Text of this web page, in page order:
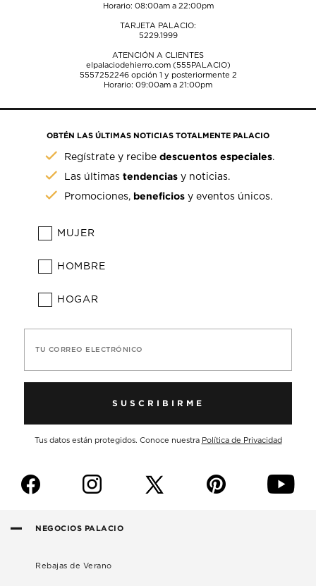
Horario: 08:00am a 22:00pm
TARJETA PALACIO:
5229.1999
ATENCIÓN A CLIENTES
elpalaciodehierro.com (555PALACIO)
5557252246opción 1 y posteriormente 2
Horario: 09:00am a 21:00pm
OBTÉN LAS ÚLTIMAS NOTICIAS TOTALMENTE PALACIO
Regístrate y recibedescuentos especiales.
Las últimastendencias y noticias.
Promociones, beneficios y eventos únicos.
MUJER
HOMBRE
HOGAR
TU CORREO ELECTRÓNICO
SUSCRIBIRME
Tus datos están protegidos. Conoce nuestra Política de Privacidad
f i p y
NEGOCIOS PALACIO
Rebajas de Verano